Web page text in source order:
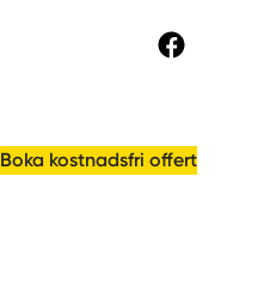
Boka kostnadsfri offert